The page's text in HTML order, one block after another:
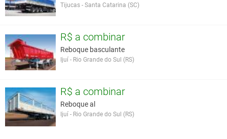
Tijucas - Santa Catarina (SC)
R$ a combinar
Reboque basculante
Ijuí - Rio Grande do Sul (RS)
R$ a combinar
Reboque al
Ijuí - Rio Grande do Sul (RS)